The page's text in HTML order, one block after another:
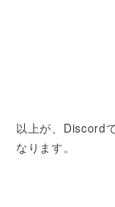
以上が、Discord
なります。